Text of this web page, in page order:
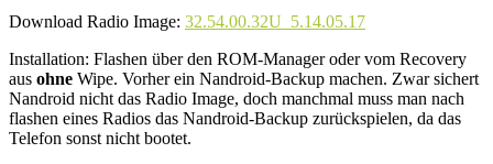
Download Radio Image: 32.54.00.32U_5.14.05.17
Installation: Flashen über den ROM-Manager oder vom Recovery
aus ohne Wipe. Vorher ein Nandroid-Backup machen. Zwar sichert
Nandroid nicht das Radio Image, doch manchmal muss man nach
flashen eines Radios das Nandroid-Backup zurückspielen, da das
Telefon sonst nicht bootet.